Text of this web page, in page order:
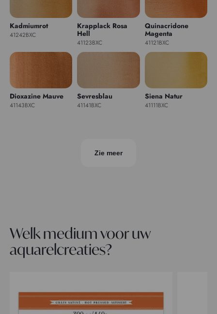
Kadmiumrot
41242BXC
Krapplack Rosa
Hell
41123BXC
Quinacridone
Magenta
41121BXC
Dioxazine Mauve
41143BXC
Sevresblau
41141BXC
Siena Natur
41111BXC
Zie meer
Welk medium voor uw
aquarelcreaties?